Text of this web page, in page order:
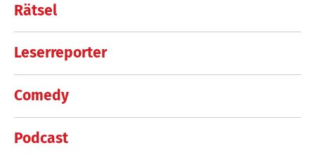
Rätsel
Leserreporter
Comedy
Podcast